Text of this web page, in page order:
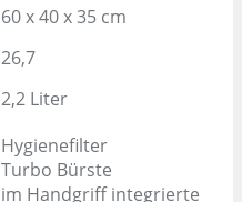
60 x 40 x 35 cm
26,7
2,2 Liter
Hygienefilter
Turbo Bürste
im Handgriff integrierte